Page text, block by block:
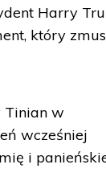
Harry
który
Tinian w
wcześniej
i